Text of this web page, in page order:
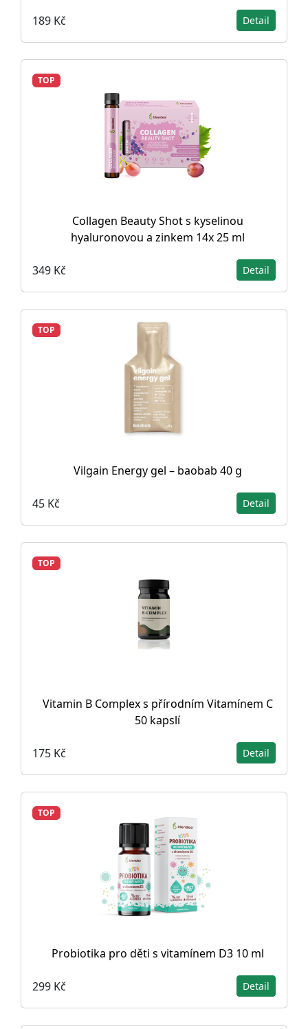
189 Kč Detail
TOP
Collagen Beauty Shot s kyselinou
hyaluronovou a zinkem 14x 25 ml
349 Kč Detail
TOP
Vilgain Energy gel – baobab 40 g
45 Kč Detail
TOP
Vitamin B Complex s přírodním Vitamínem C
50 kapslí
175 Kč Detail
TOP
Probiotika pro děti s vitamínem D3 10 ml
299 Kč Detail